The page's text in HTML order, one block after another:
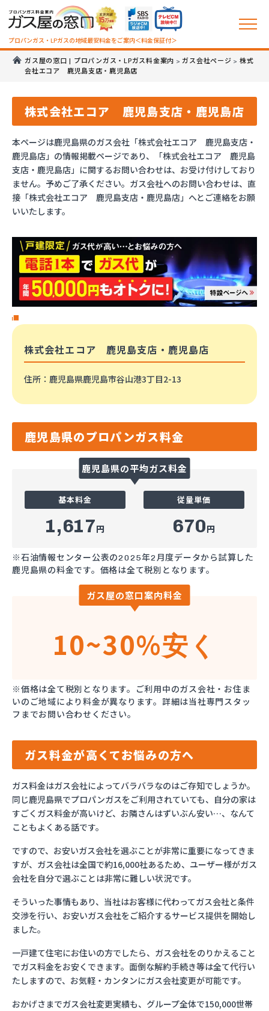
プロパンガス・LPガスの地域最安料金をご案内＜料金保証付＞
ガス屋の窓口 | プロパンガス・LPガス料金案内 >ガス会社ページ > 株式
会社エコア 鹿児島支店・鹿児島店
株式会社エコア 鹿児島支店・鹿児島店
本ページは鹿児島県のガス会社「株式会社エコア 鹿児島支店・
鹿児島店」の情報掲載ページであり、「株式会社エコア 鹿児島
支店・鹿児島店」に関するお問い合わせは、お受け付けしており
ません。予めご了承ください。ガス会社へのお問い合わせは、直
接「株式会社エコア 鹿児島支店・鹿児島店」へとご連絡をお願
いいたします。
株式会社エコア 鹿児島支店・鹿児島店
住所 ：鹿児島県鹿児島市谷山港3丁目2-13
鹿児島県のプロパンガス料金
鹿児島県の平均ガス料金
基本料金
1,617円
従量単価
670円
※石油情報センター公表の2025年2月度データから試算した
鹿児島県の料金です。価格は全て税別となります。
ガス屋の窓口案内料金
10~30%安く
※価格は全て税別となります。ご利用中のガス会社・お住ま
いのご地域により料金が異なります。詳細は当社専門スタッ
フまでお問い合わせください。
ガス料金が高くてお悩みの方へ
ガス料金はガス会社によってバラバラなのはご存知でしょうか。
同じ鹿児島県でプロパンガスをご利用されていても、自分の家は
すごくガス料金が高いけど、お隣さんはずいぶん安い…、なんて
こともよくある話です。
ですので、お安いガス会社を選ぶことが非常に重要になってきま
すが、ガス会社は全国で約16,000社あるため、ユーザー様がガス
会社を自分で選ぶことは非常に難しい状況です。
そういった事情もあり、当社はお客様に代わってガス会社と条件
交渉を行い、お安いガス会社をご紹介するサービス提供を開始し
ました。
一戸建て住宅にお住いの方でしたら、ガス会社をのりかえること
でガス料金をお安くできます。面倒な解約手続き等は全て代行い
たしますので、お気軽・カンタンにガス会社変更が可能です。
おかげさまでガス会社変更実績も、グループ全体で150,000世帯